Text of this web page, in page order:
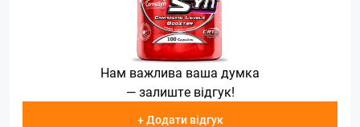
Нам важлива ваша думка
— залиште відгук!
+ Додати відгук